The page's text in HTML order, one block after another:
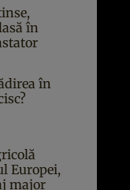
în
în
Europei,
major